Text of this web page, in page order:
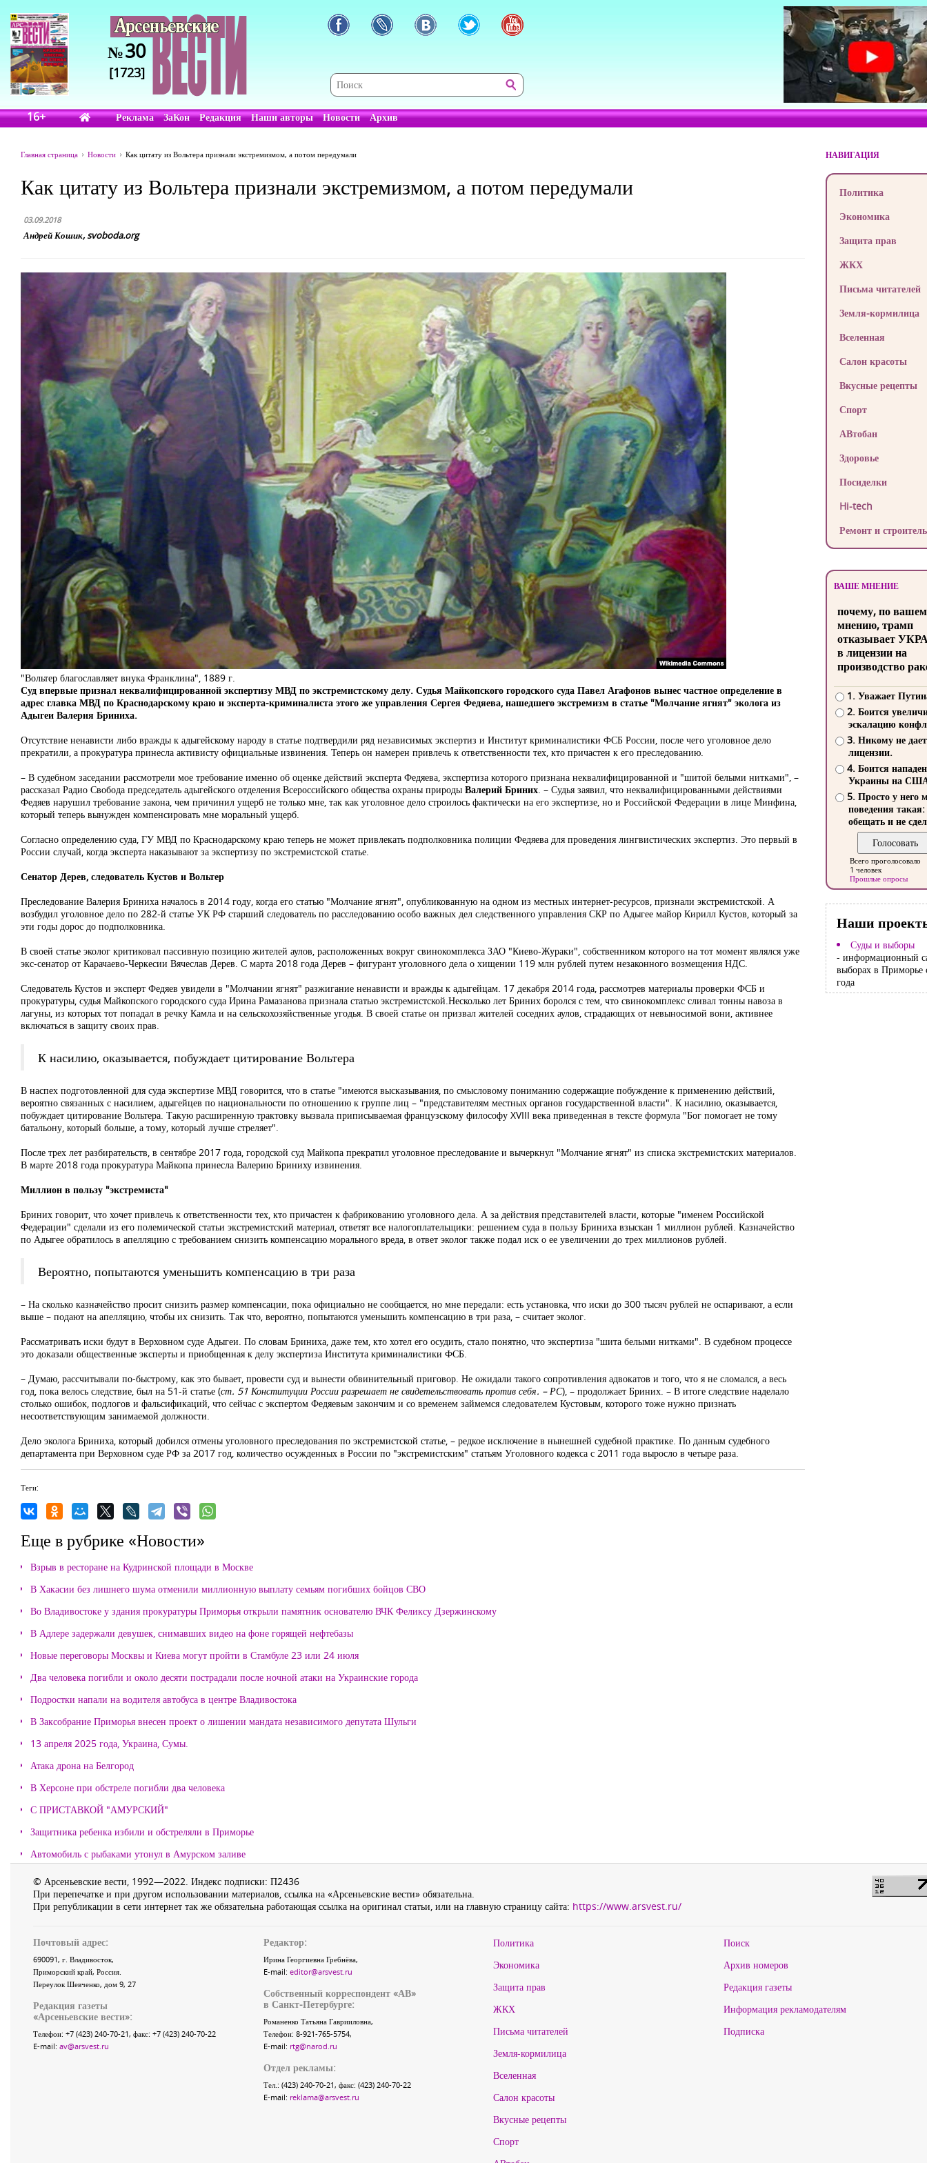
№30
[1723]
16+ Реклама ЗаКон Редакция Наши авторы Новости Архив
Главная страница Новости Как цитату из Вольтера признали экстремизмом, а потом передумали
Как цитату из Вольтера признали экстремизмом, а потом передумали
03.09.2018
Андрей Кошик, svoboda.org
"Вольтер благославляет внука Франклина", 1889 г.
Суд впервые признал неквалифицированной экспертизу МВД по экстремистскому делу. Судья Майкопского городского суда Павел Агафонов вынес частное определение в
адрес главка МВД по Краснодарскому краю и эксперта-криминалиста этого же управления Сергея Федяева, нашедшего экстремизм в статье "Молчание ягнят" эколога из
Адыгеи Валерия Бриниха.
Отсутствие ненависти либо вражды к адыгейскому народу в статье подтвердили ряд независимых экспертиз и Институт криминалистики ФСБ России, после чего уголовное дело
прекратили, а прокуратура принесла активисту официальные извинения. Теперь он намерен привлечь к ответственности тех, кто причастен к его преследованию.
– В судебном заседании рассмотрели мое требование именно об оценке действий эксперта Федяева, экспертиза которого признана неквалифицированной и "шитой белыми нитками", –
рассказал Радио Свобода председатель адыгейского отделения Всероссийского общества охраны природы Валерий Бриних. – Судья заявил, что неквалифицированными действиями
Федяев нарушил требование закона, чем причинил ущерб не только мне, так как уголовное дело строилось фактически на его экспертизе, но и Российской Федерации в лице Минфина,
который теперь вынужден компенсировать мне моральный ущерб.
Согласно определению суда, ГУ МВД по Краснодарскому краю теперь не может привлекать подполковника полиции Федяева для проведения лингвистических экспертиз. Это первый в
России случай, когда эксперта наказывают за экспертизу по экстремистской статье.
Сенатор Дерев, следователь Кустов и Вольтер
Преследование Валерия Бриниха началось в 2014 году, когда его статью "Молчание ягнят", опубликованную на одном из местных интернет-ресурсов, признали экстремистской. А
возбудил уголовное дело по 282-й статье УК РФ старший следователь по расследованию особо важных дел следственного управления СКР по Адыгее майор Кирилл Кустов, который за
эти годы дорос до подполковника.
В своей статье эколог критиковал пассивную позицию жителей аулов, расположенных вокруг свинокомплекса ЗАО "Киево-Жураки", собственником которого на тот момент являлся уже
экс-сенатор от Карачаево-Черкесии Вячеслав Дерев. С марта 2018 года Дерев – фигурант уголовного дела о хищении 119 млн рублей путем незаконного возмещения НДС.
Следователь Кустов и эксперт Федяев увидели в "Молчании ягнят" разжигание ненависти и вражды к адыгейцам. 17 декабря 2014 года, рассмотрев материалы проверки ФСБ и
прокуратуры, судья Майкопского городского суда Ирина Рамазанова признала статью экстремистской.Несколько лет Бриних боролся с тем, что свинокомплекс сливал тонны навоза в
лагуны, из которых тот попадал в речку Камла и на сельскохозяйственные угодья. В своей статье он призвал жителей соседних аулов, страдающих от невыносимой вони, активнее
включаться в защиту своих прав.
К насилию, оказывается, побуждает цитирование Вольтера
В наспех подготовленной для суда экспертизе МВД говорится, что в статье "имеются высказывания, по смысловому пониманию содержащие побуждение к применению действий,
вероятно связанных с насилием, адыгейцев по национальности по отношению к группе лиц – "представителям местных органов государственной власти". К насилию, оказывается,
побуждает цитирование Вольтера. Такую расширенную трактовку вызвала приписываемая французскому философу XVIII века приведенная в тексте формула "Бог помогает не тому
батальону, который больше, а тому, который лучше стреляет".
После трех лет разбирательств, в сентябре 2017 года, городской суд Майкопа прекратил уголовное преследование и вычеркнул "Молчание ягнят" из списка экстремистских материалов.
В марте 2018 года прокуратура Майкопа принесла Валерию Бриниху извинения.
Миллион в пользу "экстремиста"
Бриних говорит, что хочет привлечь к ответственности тех, кто причастен к фабрикованию уголовного дела. А за действия представителей власти, которые "именем Российской
Федерации" сделали из его полемической статьи экстремистский материал, ответят все налогоплательщики: решением суда в пользу Бриниха взыскан 1 миллион рублей. Казначейство
по Адыгее обратилось в апелляцию с требованием снизить компенсацию морального вреда, в ответ эколог также подал иск о ее увеличении до трех миллионов рублей.
Вероятно, попытаются уменьшить компенсацию в три раза
– На сколько казначейство просит снизить размер компенсации, пока официально не сообщается, но мне передали: есть установка, что иски до 300 тысяч рублей не оспаривают, а если
выше – подают на апелляцию, чтобы их снизить. Так что, вероятно, попытаются уменьшить компенсацию в три раза, – считает эколог.
Рассматривать иски будут в Верховном суде Адыгеи. По словам Бриниха, даже тем, кто хотел его осудить, стало понятно, что экспертиза "шита белыми нитками". В судебном процессе
это доказали общественные эксперты и приобщенная к делу экспертиза Института криминалистики ФСБ.
– Думаю, рассчитывали по-быстрому, как это бывает, провести суд и вынести обвинительный приговор. Не ожидали такого сопротивления адвокатов и того, что я не сломался, а весь
год, пока велось следствие, был на 51-й статье (ст. 51 Конституции России разрешает не свидетельствовать против себя. – РС), – продолжает Бриних. – В итоге следствие наделало
столько ошибок, подлогов и фальсификаций, что сейчас с экспертом Федяевым закончим и со временем займемся следователем Кустовым, которого тоже нужно признать
несоответствующим занимаемой должности.
Дело эколога Бриниха, который добился отмены уголовного преследования по экстремистской статье, – редкое исключение в нынешней судебной практике. По данным судебного
департамента при Верховном суде РФ за 2017 год, количество осужденных в России по "экстремистским" статьям Уголовного кодекса с 2011 года выросло в четыре раза.
Теги:
Еще в рубрике «Новости»
Взрыв в ресторане на Кудринской площади в Москве
В Хакасии без лишнего шума отменили миллионную выплату семьям погибших бойцов СВО
Во Владивостоке у здания прокуратуры Приморья открыли памятник основателю ВЧК Феликсу Дзержинскому
В Адлере задержали девушек, снимавших видео на фоне горящей нефтебазы
Новые переговоры Москвы и Киева могут пройти в Стамбуле 23 или 24 июля
Два человека погибли и около десяти пострадали после ночной атаки на Украинские города
Подростки напали на водителя автобуса в центре Владивостока
В Заксобрание Приморья внесен проект о лишении мандата независимого депутата Шульги
13 апреля 2025 года, Украина, Сумы.
Атака дрона на Белгород
В Херсоне при обстреле погибли два человека
С ПРИСТАВКОЙ "АМУРСКИЙ"
Защитника ребенка избили и обстреляли в Приморье
Автомобиль с рыбаками утонул в Амурском заливе
НАВИГАЦИЯ
Политика
Экономика
Защита прав
ЖКХ
Письма читателей
Земля-кормилица
Вселенная
Салон красоты
Вкусные рецепты
Спорт
АВтобан
Здоровье
Посиделки
Hi-tech
Ремонт и
ВАШЕ МНЕНИЕ
почему, по
мнению, трамп
отказывает
в лицензии на
производство
1. Уважает
2. Боится
эскалацию
3. Никому не
лицензии.
4. Боится
Украины на
5. Просто у него
поведения такая:
обещать и не
Всего проголосовало
1 человек
Прошлые опросы
Наши
Суды и выборы
- информационный
выборах в Приморье
года
© Арсеньевские вести, 1992—2022. Индекс подписки: П2436
При перепечатке и при другом использовании материалов, ссылка на «Арсеньевские вести» обязательна.
При републикации в сети интернет так же обязательна работающая ссылка на оригинал статьи, или на главную страницу сайта: https://www.arsvest.ru/
Почтовый адрес:
690091, г. Владивосток,
Приморский край, Россия.
Переулок Шевченко, дом 9, 27
Редакция газеты
«Арсеньевские вести»:
Телефон: +7 (423) 240-70-21, факс: +7 (423) 240-70-22
E-mail: av@arsvest.ru
Редактор:
Ирина Георгиевна Гребнёва,
E-mail: editor@arsvest.ru
Собственный корреспондент «АВ»
в Санкт-Петербурге:
Романенко Татьяна Гаврииловна,
Телефон: 8-921-765-5754,
E-mail: rtg@narod.ru
Отдел рекламы:
Тел.: (423) 240-70-21, факс: (423) 240-70-22
E-mail: reklama@arsvest.ru
Политика
Экономика
Защита прав
ЖКХ
Письма читателей
Земля-кормилица
Вселенная
Салон красоты
Вкусные рецепты
Спорт
Поиск
Архив номеров
Редакция газеты
Информация рекламодателям
Подписка